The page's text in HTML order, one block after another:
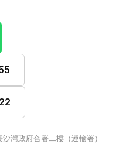
灣政府合署二樓（運輸署）